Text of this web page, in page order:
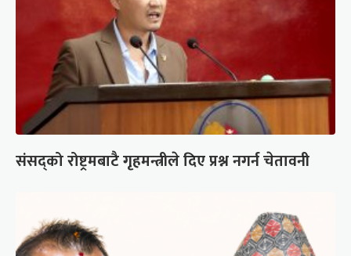
संसद्को रोष्ट्रमबाटै गृहमन्त्रीले दिए प्रश्न नगर्न चेतावनी